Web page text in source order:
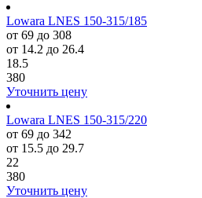
Lowara LNES 150-315/185
от 69 до 308
от 14.2 до 26.4
18.5
380
Уточнить цену
Lowara LNES 150-315/220
от 69 до 342
от 15.5 до 29.7
22
380
Уточнить цену